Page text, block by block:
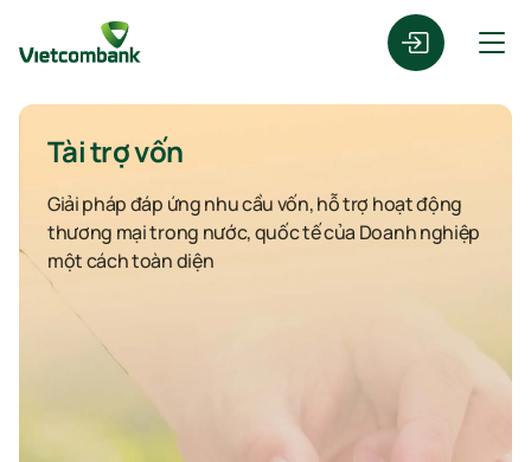
Tài trợ vốn
Giải pháp đáp ứng nhu cầu vốn, hỗ trợ hoạt động
thương mại trong nước, quốc tế của Doanh nghiệp
một cách toàn diện